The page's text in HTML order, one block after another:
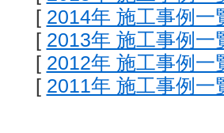
[ 2014年 施工事例一
[ 2013年 施工事例一
[ 2012年 施工事例一
[ 2011年 施工事例一